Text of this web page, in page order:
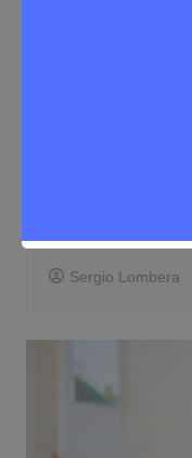
en su XII
Sergio Lombera